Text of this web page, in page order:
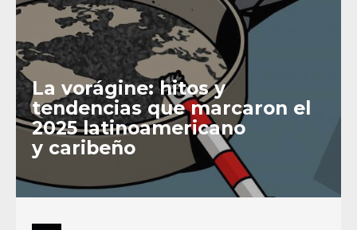
La vorágine: hitos y
tendencias que marcaron el
2025 latinoamericano
y caribeño